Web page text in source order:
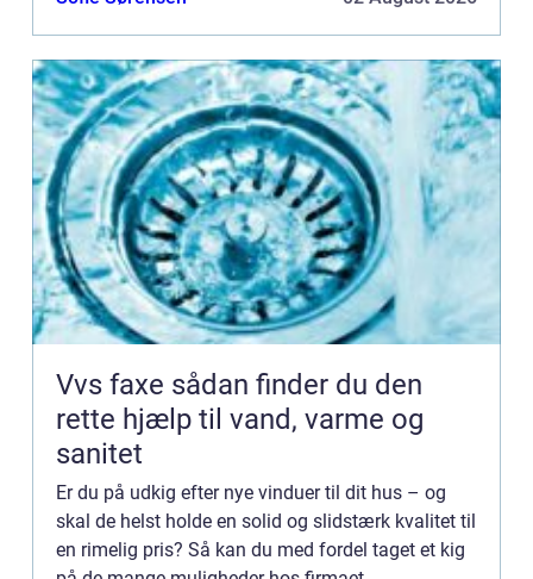
Vvs faxe sådan finder du den
rette hjælp til vand, varme og
sanitet
Er du på udkig efter nye vinduer til dit hus – og
skal de helst holde en solid og slidstærk kvalitet til
en rimelig pris? Så kan du med fordel taget et kig